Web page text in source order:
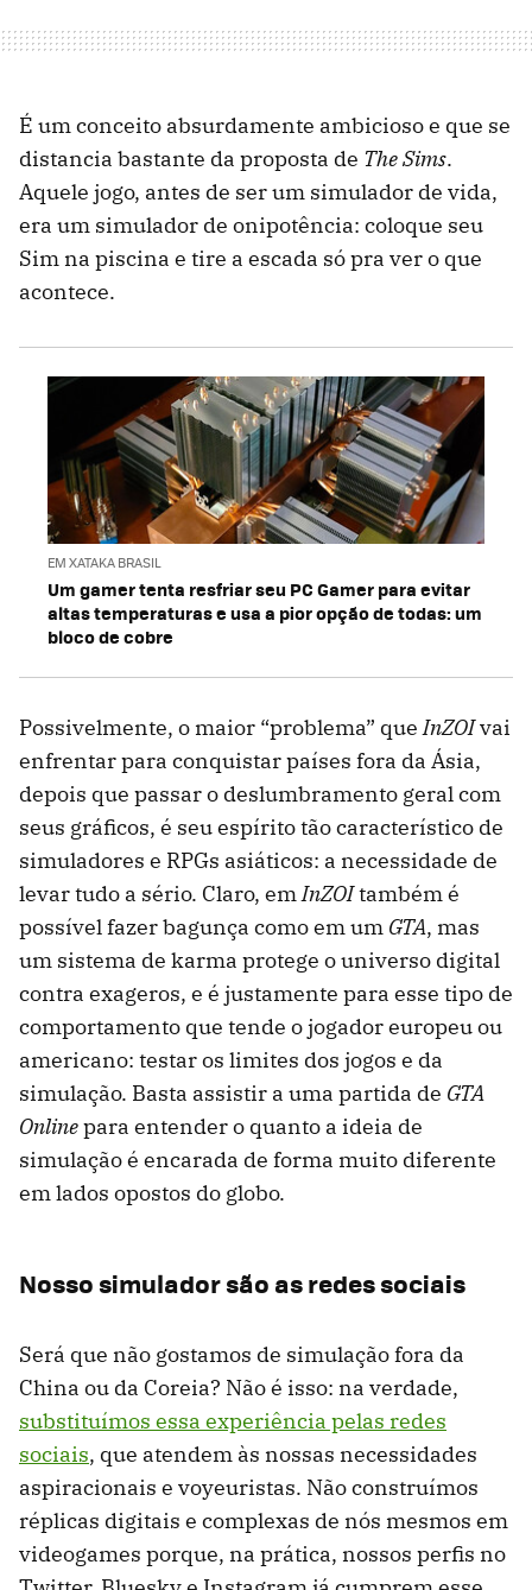
É um conceito absurdamente ambicioso e que se
distancia bastante da proposta de The Sims.
Aquele jogo, antes de ser um simulador de vida,
era um simulador de onipotência: coloque seu
Sim na piscina e tire a escada só pra ver o que
acontece.
EM XATAKA BRASIL
Um gamer tenta resfriar seu PC Gamer para evitar
altas temperaturas e usa a pior opção de todas: um
bloco de cobre
Possivelmente, o maior “problema” queInZOIvai
enfrentar para conquistar países fora da Ásia,
depois que passar o deslumbramento geral com
seus gráficos, é seu espírito tão característico de
simuladores e RPGs asiáticos: a necessidade de
levar tudo a sério. Claro, emInZOItambém é
possível fazer bagunça como em um GTA, mas
um sistema de karma protege o universo digital
contra exageros, e é justamente para esse tipo de
comportamento que tende o jogador europeu ou
americano: testar os limites dos jogos e da
simulação. Basta assistir a uma partida de GTA
Onlinepara entender o quanto a ideia de
simulação é encarada de forma muito diferente
em lados opostos do globo.
Nosso simulador são as redes sociais
Será que não gostamos de simulação fora da
China ou da Coreia? Não é isso: na verdade,
substituímos essa experiência pelas redes
sociais, que atendem às nossas necessidades
aspiracionais e voyeuristas. Não construímos
réplicas digitais e complexas de nós mesmos em
videogames porque, na prática, nossos perfis no